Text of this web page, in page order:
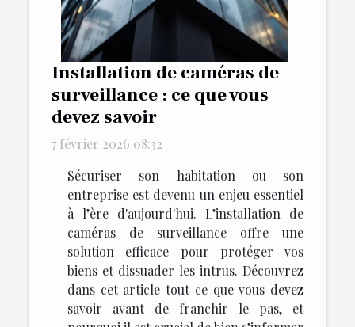
Installation de caméras de
surveillance : ce que vous
devez savoir
7 février 2026 08:32
Sécuriser son habitation ou son
entreprise est devenu un enjeu essentiel
à l’ère d'aujourd'hui. L’installation de
caméras de surveillance offre une
solution efficace pour protéger vos
biens et dissuader les intrus. Découvrez
dans cet article tout ce que vous devez
savoir avant de franchir le pas, et